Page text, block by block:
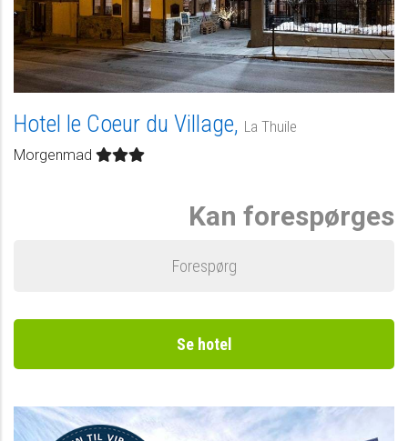
Hotel le Coeur du Village, La Thuile
Morgenmad
Kan forespørges
Forespørg
Se hotel